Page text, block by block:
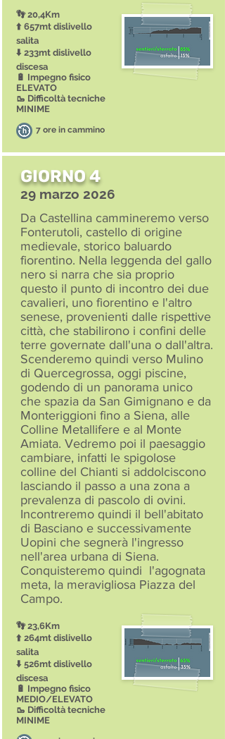
👣 20,4Km
⬆️ 657mt dislivello
salita
⬇️ 233mt dislivello
discesa
🔋 Impegno fisico
ELEVATO
🥾 Difficoltà tecniche
MINIME
7 ore in cammino
GIORNO 4
29 marzo 2026
Da Castellina cammineremo verso
Fonterutoli, castello di origine
medievale, storico baluardo
fiorentino. Nella leggenda del gallo
nero si narra che sia proprio
questo il punto di incontro dei due
cavalieri, uno fiorentino e l'altro
senese, provenienti dalle rispettive
città, che stabilirono i confini delle
terre governate dall'una o dall'altra.
Scenderemo quindi verso Mulino
di Quercegrossa, oggi piscine,
godendo di un panorama unico
che spazia da San Gimignano e da
Monteriggioni fino a Siena, alle
Colline Metallifere e al Monte
Amiata. Vedremo poi il paesaggio
cambiare, infatti le spigolose
colline del Chianti si addolciscono
lasciando il passo a una zona a
prevalenza di pascolo di ovini.
Incontreremo quindi il bell'abitato
di Basciano e successivamente
Uopini che segnerà l'ingresso
nell'area urbana di Siena.
Conquisteremo quindi l'agognata
meta, la meravigliosa Piazza del
Campo.
👣 23,6Km
⬆️ 264mt dislivello
salita
⬇️ 526mt dislivello
discesa
🔋 Impegno fisico
MEDIO/ELEVATO
🥾 Difficoltà tecniche
MINIME